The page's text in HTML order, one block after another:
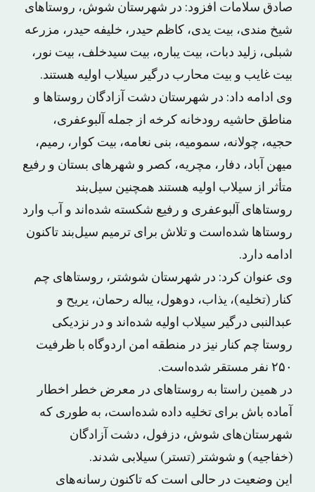
صادق سلامات افزود: در شهرستان شوش، روستاهای
شیخ مندی، بیت یدی، کاظم حیدر، خلیفه حیدر، مزرعه
شبلی، زلید دبات، بیت یباره، بیت سیدخلف، بیت نور،
بیت غایب و بیت محارب درگیر سیلاب اولیه هستند.
وی ادامه داد: در شهرستان دشت آزادگان روستاها و
مناطق حاشیه رودخانه کرخه از جمله آلبوعفری،
حجیه، چولانه، سمومیه، بنی نعامه، بیت کوار، رمیم،
میهن آباد، دفار، مچریه، کصر و شهرهای بستان و رفیع
متأثر از سیلاب اولیه هستند همچنین سیل‌بند
روستاهای آلبوعفری و رفیع شکسته شده‌اند و آب وارد
روستاها شده‌است و تلاش برای ترمیم سیل‌بند تاکنون
ادامه دارد.
وی عنوان کرد: در شهرستان شوشتر، روستاهای چم
کنار (تخلیه)، یذاب، دوهول، یباله رحمان، یریح و
عبدالنبی درگیر سیلاب اولیه شده‌اند و در نزدیکی
روستا چم کنار نیز در منطقه امن اردوگاه با ظرفیت
۲۵۰ نفر مستقر شده‌است.
در همین راستا به روستاهای در معرض خطر اخطار
آماده باش برای تخلیه داده شده‌است، به طوری که
شهرستان‌های شوش، دزفول، دشت آزادگان
(خفاجیه) و شوشتر (تستر) سیلابی شدند.
این وضعیت در حالی است که تاکنون رسانه‌های